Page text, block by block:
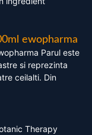
ewopharma
Parul este
si reprezinta
ceilalti. Din
Therapy